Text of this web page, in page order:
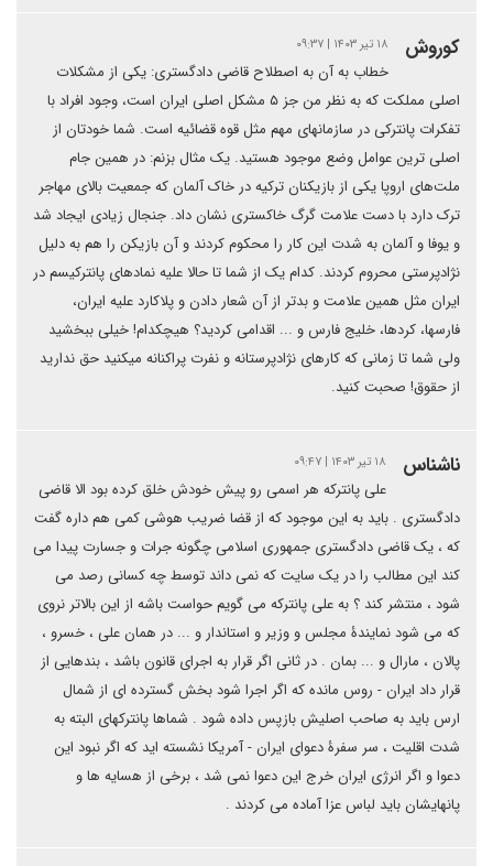
کوروش ۱۸ تیر ۱۴۰۳ | ۰۹:۳۷
خطاب به آن‌ به‌ اصطلاح قاضی دادگستری: یکی از مشکلات
اصلی مملکت که به نظر من جز ۵ مشکل اصلی ایران است، وجود افراد با
تفکرات پانترکی در سازمانهای مهم مثل قوه قضائیه است. شما خودتان از
اصلی ترین عوامل وضع موجود هستید. یک مثال بزنم: در همین جام
ملت‌های اروپا یکی از بازیکنان ترکیه در خاک آلمان که جمعیت بالای مهاجر
ترک دارد با دست علامت گرگ خاکستری نشان داد. جنجال زیادی ایجاد شد
و یوفا و آلمان به شدت این کار را محکوم کردند و آن بازیکن را هم‌ به دلیل
نژادپرستی محروم کردند. کدام یک از شما تا حالا علیه نمادهای پانترکیسم در
ایران مثل همین علامت و بدتر از آن‌ شعار دادن و پلاکارد علیه ایران،
فارسها، کردها، خلیج فارس و ... اقدامی کردید؟ هیچکدام! خیلی ببخشید
ولی شما تا زمانی که کارهای نژادپرستانه و نفرت پراکنانه میکنید حق ندارید
از حقوق! صحبت کنید.
ناشناس ۱۸ تیر ۱۴۰۳ | ۰۹:۴۷
علی پانترکه هر اسمی رو پیش خودش خلق کرده بود الا قاضی
دادگستری . باید به این موجود که از قضا ضریب هوشی کمی هم داره گفت
که ، یک قاضی دادگستری جمهوری اسلامی چگونه جرات و جسارت پیدا می
کند این مطالب را در یک سایت که نمی داند توسط چه کسانی رصد می
شود ، منتشر کند ؟ به علی پانترکه می گویم حواست باشه از این بالاتر نروی
که می شود نمایندۀ مجلس و وزیر و استاندار و ... در همان علی ، خسرو ،
پالان ، مارال و ... بمان . در ثانی اگر قرار به اجرای قانون باشد ، بندهایی از
قرار داد ایران - روس مانده که اگر اجرا شود بخش گسترده ای از شمال
ارس باید به صاحب اصلیش بازپس داده شود . شماها پانترکهای البته به
شدت اقلیت ، سر سفرۀ دعوای ایران - آمریکا نشسته اید که اگر نبود این
دعوا و اگر انرژی ایران خرج این دعوا نمی شد ، برخی از هسایه ها و
پانهایشان باید لباس عزا آماده می کردند .